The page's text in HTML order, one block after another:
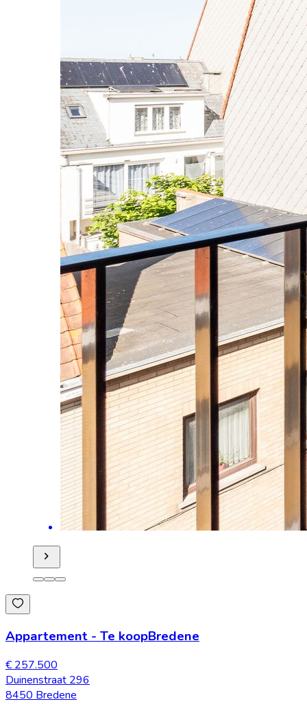
Appartement - Te koopBredene
€ 257.500
Duinenstraat 296
8450 Bredene